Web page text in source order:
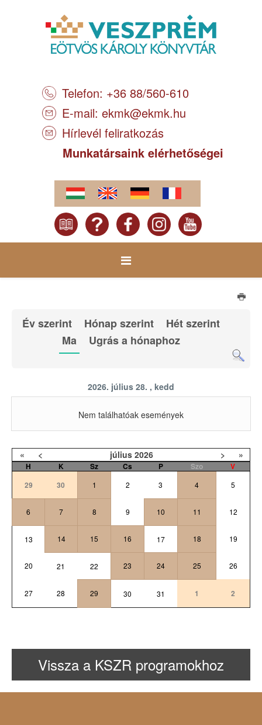
Telefon: +36 88/560-610
E-mail: ekmk@ekmk.hu
Hírlevél feliratkozás
Munkatársaink elérhetőségei
Év szerint Hónap szerint
Hét szerint
Ma
Ugrás a hónaphoz
2026. július 28. , kedd
Nem találhatóak események
« < július 2026 > »
H K Sz Cs P Szo
V
29
30 1 2 3 4 5
6 7 8 9 10 11 12
13 14 15 16 17 18 19
20 21 22 23 24 25 26
27 28 29 30 31 1 2
Vissza a KSZR programokhoz